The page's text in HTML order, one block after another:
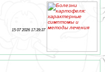
15 07 2026 17:39:37